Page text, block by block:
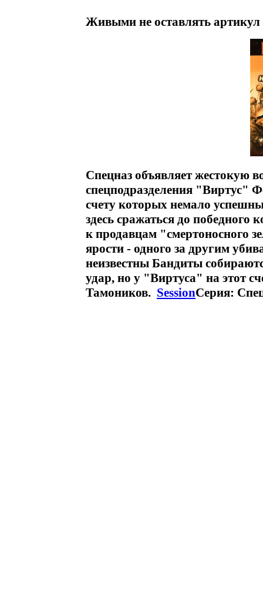
Живыми не оставлять артикул
Спецназ объявляет жестокую
спецподразделения "Виртус"
счету которых немало
здесь сражаться до
к продавцам "смертоносного
ярости - одного за другим
неизвестны Бандиты
удар, но у "Виртуса" на этот
Тамоников. SessionСерия: